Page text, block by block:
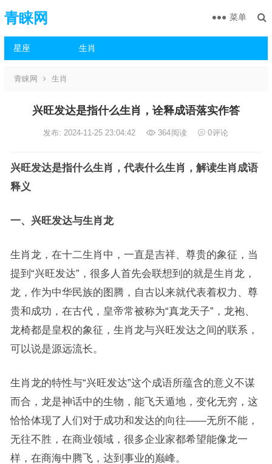
青睐网
星座 生肖
菜单
青睐网 生肖
兴旺发达是指什么生肖，诠释成语落实作答
发布: 2024-11-25 23:04:42 364阅读 0评论
兴旺发达是指什么生肖，代表什么生肖，解读生肖成语
释义
一、兴旺发达与生肖龙
生肖龙，在十二生肖中，一直是吉祥、尊贵的象征，当
提到“兴旺发达”，很多人首先会联想到的就是生肖龙，
龙，作为中华民族的图腾，自古以来就代表着权力、尊
贵和成功，在古代，皇帝常被称为“真龙天子”，龙袍、
龙椅都是皇权的象征，生肖龙与兴旺发达之间的联系，
可以说是源远流长。
生肖龙的特性与“兴旺发达”这个成语所蕴含的意义不谋
而合，龙是神话中的生物，能飞天遁地，变化无穷，这
恰恰体现了人们对于成功和发达的向往——无所不能，
无往不胜，在商业领域，很多企业家都希望能像龙一
样，在商海中腾飞，达到事业的巅峰。